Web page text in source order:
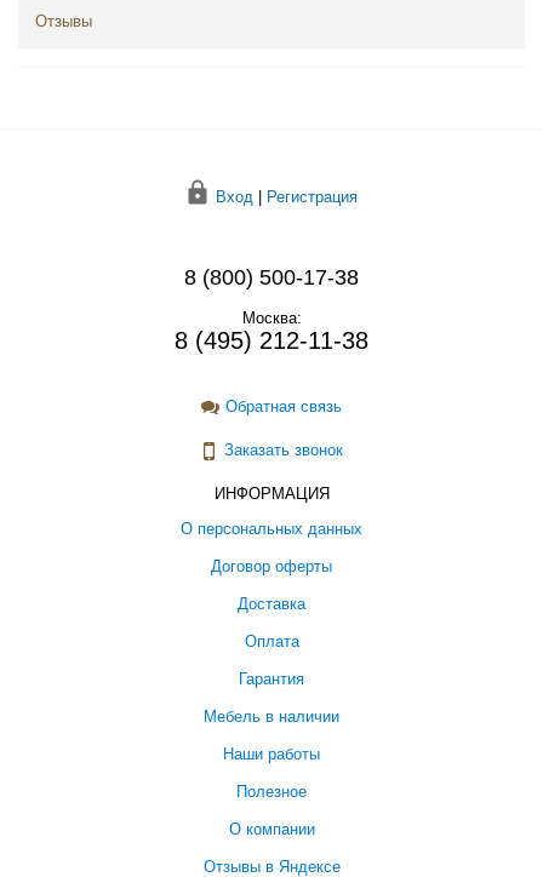
Отзывы
Вход | Регистрация
8 (800) 500-17-38
Москва:
8 (495) 212-11-38
Обратная связь
Заказать звонок
ИНФОРМАЦИЯ
О персональных данных
Договор оферты
Доставка
Оплата
Гарантия
Мебель в наличии
Наши работы
Полезное
О компании
Отзывы в Яндексе